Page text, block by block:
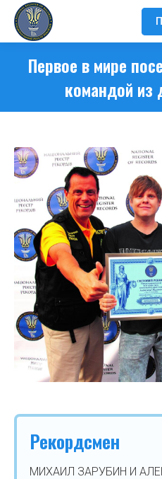
Первое в мире
командой из
Рекордсмен
МИХАИЛ ЗАРУБИН И